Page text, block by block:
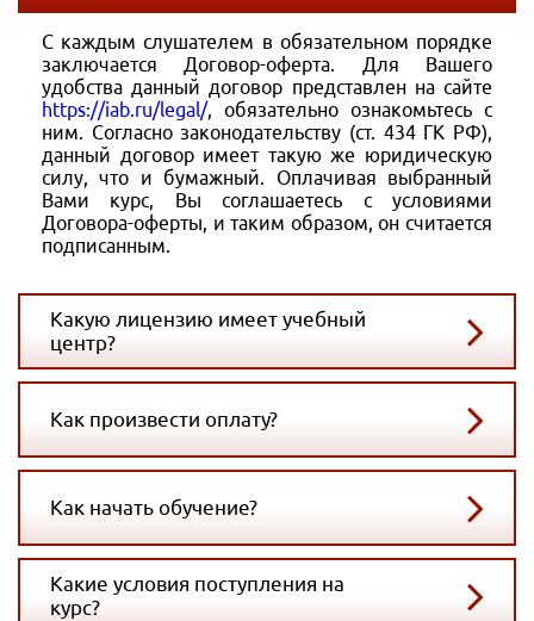
С каждым слушателем в обязательном порядке
заключается Договор-оферта. Для Вашего
удобства данный договор представлен на сайте
https://iab.ru/legal/, обязательно ознакомьтесь с
ним. Согласно законодательству (ст. 434 ГК РФ),
данный договор имеет такую же юридическую
силу, что и бумажный. Оплачивая выбранный
Вами курс, Вы соглашаетесь с условиями
Договора-оферты, и таким образом, он считается
подписанным.
Какую лицензию имеет учебный
центр?
Как произвести оплату?
Как начать обучение?
Какие условия поступления на
курс?